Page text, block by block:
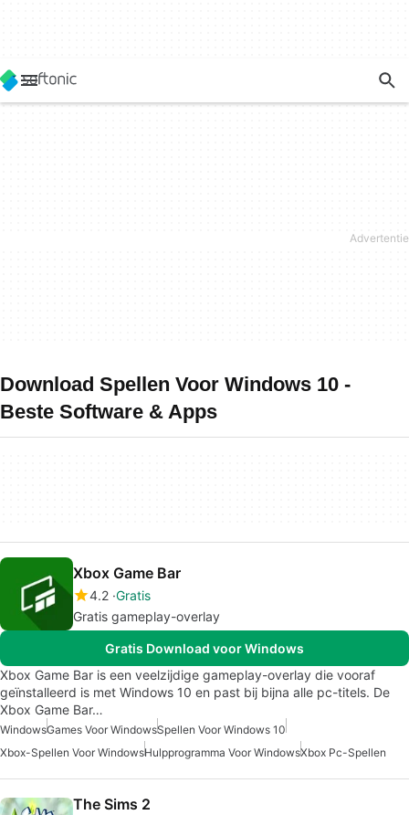
Download Spellen Voor Windows 10 -
Beste Software & Apps
Xbox Game Bar
4.2 Gratis
Gratis gameplay-overlay
Gratis Download voor Windows
Xbox Game Bar is een veelzijdige gameplay-overlay die vooraf
geïnstalleerd is met Windows 10 en past bij bijna alle pc-titels. De
Xbox Game Bar…
WindowsGames Voor WindowsSpellen Voor Windows 10
Xbox-Spellen Voor WindowsHulpprogramma Voor WindowsXbox Pc-Spellen
The Sims 2